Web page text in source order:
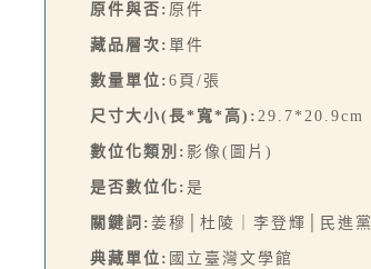
原件與否: 原件
藏品層次: 單件
數量單位: 6頁/張
尺寸大小(長*寬*高): 29.7*20.9cm
數位化類別: 影像(圖片)
是否數位化: 是
關鍵詞: 姜穆│杜陵｜李登輝│民進黨
典藏單位: 國立臺灣文學館